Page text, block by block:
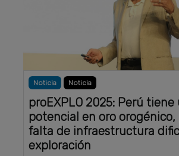
Noticia Noticia
proEXPLO 2025: Perú tiene
potencial en oro orogénico,
falta de infraestructura
exploración